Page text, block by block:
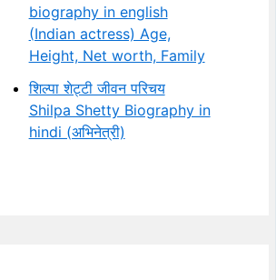
biography in english
(Indian actress) Age,
Height, Net worth, Family
शिल्पा शेट्टी जीवन परिचय
Shilpa Shetty Biography in
hindi (अभिनेत्री)